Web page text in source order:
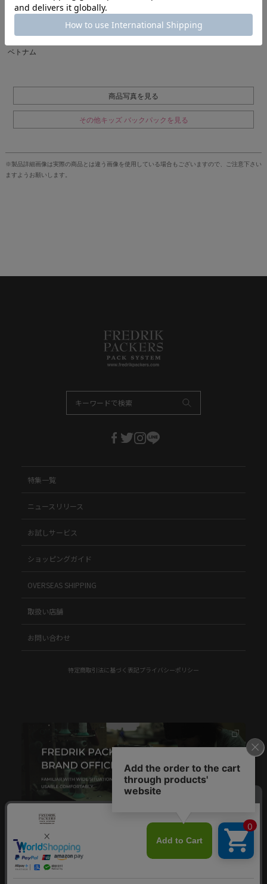
横幅 23.5cm x 高さ 35cm x マチ幅 10.5cm
( 年齢 4~6才 / 身長100~115cm )
ベトナム
商品写真を見る
その他キッズ バックパックを見る
※製品詳細画像は実際の商品とは違う画像を使用している場合もございますので、ご注意下さい
ますようお願いします。
特集一覧
ニュースリリース
お試しサービス
ショッピングガイド
OVERSEAS SHIPPING
取扱い店舗
お問い合わせ
特定商取引法に基づく表記プライバシーポリシー